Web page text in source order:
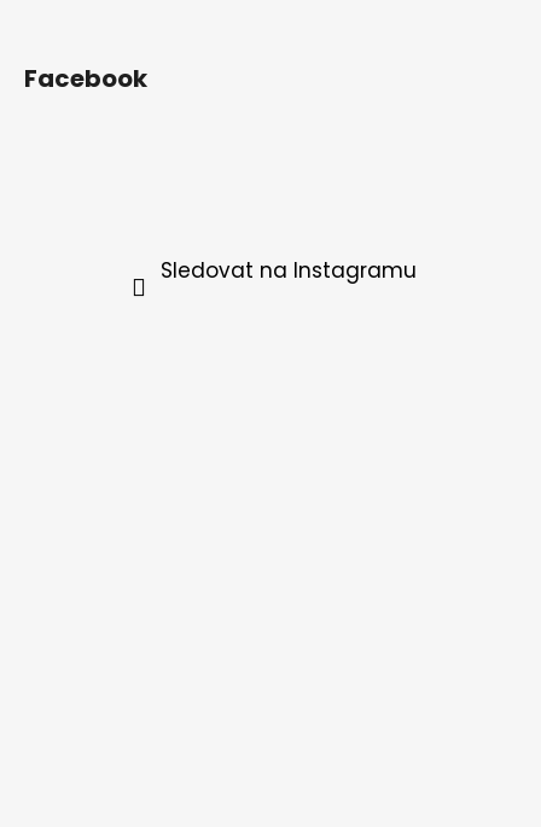
Facebook
Sledovat na Instagramu